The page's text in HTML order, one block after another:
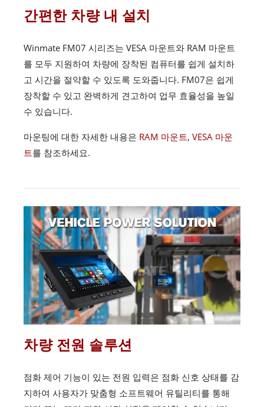
간편한 차량 내 설치
Winmate FM07 시리즈는 VESA 마운트와 RAM 마운트
를 모두 지원하여 차량에 장착된 컴퓨터를 쉽게 설치하
고 시간을 절약할 수 있도록 도와줍니다. FM07은 쉽게
장착할 수 있고 완벽하게 견고하여 업무 효율성을 높일
수 있습니다.
마운팅에 대한 자세한 내용은 RAM 마운트, VESA 마운
트를 참조하세요.
차량 전원 솔루션
점화 제어 기능이 있는 전원 입력은 점화 신호 상태를 감
지하여 사용자가 맞춤형 소프트웨어 유틸리티를 통해